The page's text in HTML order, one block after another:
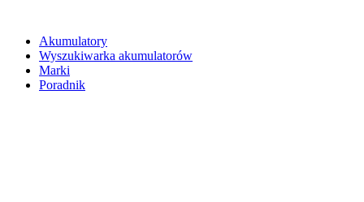
Akumulatory
Wyszukiwarka akumulatorów
Marki
Poradnik